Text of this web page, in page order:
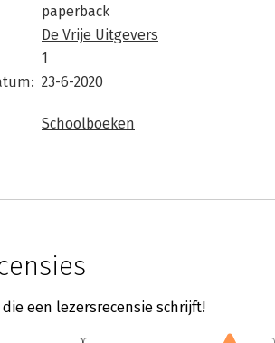
paperback
De Vrije Uitgevers
1
23-6-2020
Schoolboeken
een lezersrecensie schrijft!